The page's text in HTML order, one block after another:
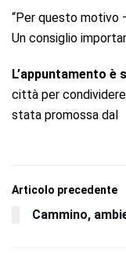
“Per questo motivo
Un consiglio
L’appuntamento
città per
stata promossa dal
Articolo precedente
Cammino,